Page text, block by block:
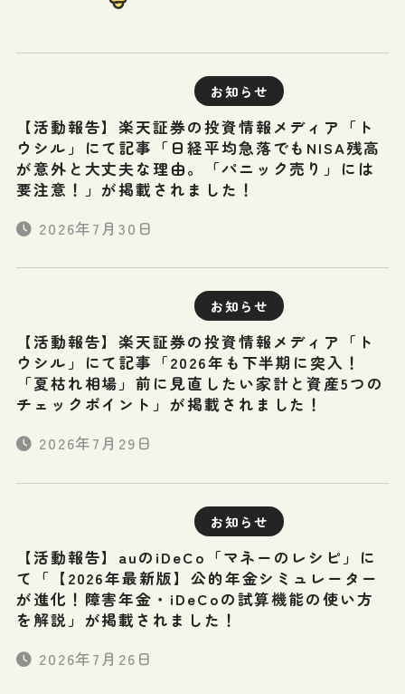
お知らせ
【活動報告】楽天証券の投資情報メディア「ト
ウシル」にて記事「日経平均急落でもNISA残高
が意外と大丈夫な理由。「パニック売り」には
要注意！」が掲載されました！
2026年7月30日
お知らせ
【活動報告】楽天証券の投資情報メディア「ト
ウシル」にて記事「2026年も下半期に突入！
「夏枯れ相場」前に見直したい家計と資産5つの
チェックポイント」が掲載されました！
2026年7月29日
お知らせ
【活動報告】auのiDeCo「マネーのレシピ」に
て「【2026年最新版】公的年金シミュレーター
が進化！障害年金・iDeCoの試算機能の使い方
を解説」が掲載されました！
2026年7月26日